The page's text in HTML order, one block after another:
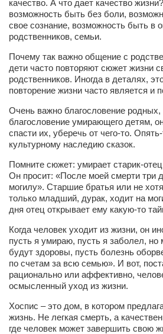
качество. А что дает качество
возможность быть без боли,
свое сознание, возможность быть в
родственников, семьи.
Почему так важно общение с
дети часто повторяют сюжет жизни
родственников. Иногда в деталях,
повторение жизни часто является и
Очень важно благословение родных,
благословение умирающего детям,
спасти их, уберечь от чего-то.
культурному наследию сказок.
Помните сюжет: умирает старик-
Он просит: «После моей смерти три
могилу». Старшие братья или не
только младший, дурак, ходит на
дня отец открывает ему какую-то
Когда человек уходит из жизни, он
пусть я умираю, пусть я заболел, но
будут здоровы, пусть болезнь
по счетам за всю семью». И вот,
рационально или аффективно,
осмысленный уход из жизни.
Хоспис – это дом, в котором
жизнь. Не легкая смерть, а
где человек может завершить свою